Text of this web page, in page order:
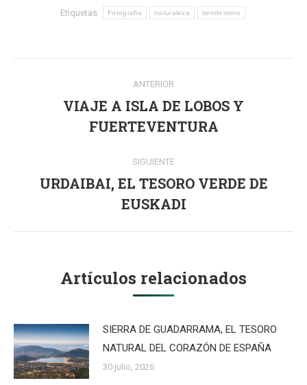
Etiquetas: Fotografia naturaleza senderismo
Navegación
entre
publicaciones
ANTERIOR
Publicación
anterior:
VIAJE A ISLA DE LOBOS Y
FUERTEVENTURA
SIGUIENTE
Publicación
siguiente:
URDAIBAI, EL TESORO VERDE DE
EUSKADI
Artículos relacionados
SIERRA DE GUADARRAMA, EL TESORO
NATURAL DEL CORAZÓN DE ESPAÑA
30 julio, 2026